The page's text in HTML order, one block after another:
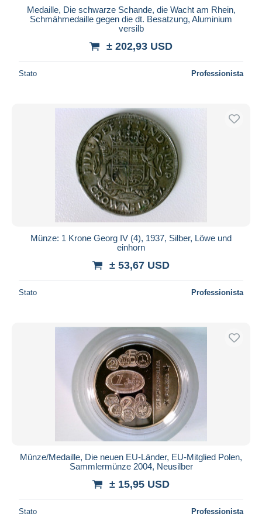
Medaille, Die schwarze Schande, die Wacht am Rhein,
Schmähmedaille gegen die dt. Besatzung, Aluminium
versilb
± 202,93 USD
Stato Professionista
Münze: 1 Krone Georg IV (4), 1937, Silber, Löwe und
einhorn
± 53,67 USD
Stato Professionista
Münze/Medaille, Die neuen EU-Länder, EU-Mitglied Polen,
Sammlermünze 2004, Neusilber
± 15,95 USD
Stato Professionista